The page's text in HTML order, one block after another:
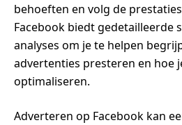
behoeften en volg de
Facebook biedt gedetailleerde
analyses om je te helpen
advertenties presteren en hoe
optimaliseren.
Adverteren op Facebook kan